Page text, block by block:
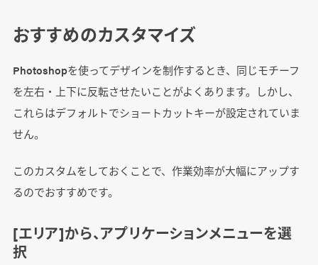
おすすめのカスタマイズ
Photoshopを使ってデザインを制作するとき、同じモチーフ
を左右・上下に反転させたいことがよくあります。しかし、
これらはデフォルトでショートカットキーが設定されていま
せん。
このカスタムをしておくことで、作業効率が大幅にアップす
るのでおすすめです。
[エリア]から、アプリケーションメニューを選
択